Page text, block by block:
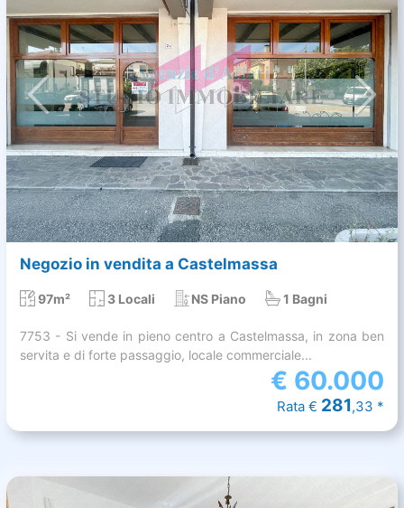
Negozio in vendita a Castelmassa
97m² 3 Locali NS Piano 1 Bagni
7753 - Si vende in pieno centro a Castelmassa, in zona ben
servita e di forte passaggio, locale commerciale...
€ 60.000
Rata € 281,33 *